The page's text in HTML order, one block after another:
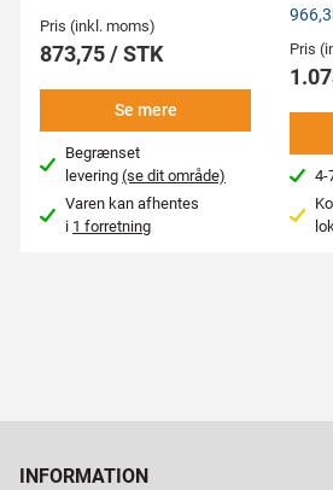
Pris (inkl. moms)
873,75 / STK
Se mere
Begrænset
levering(se dit område)
Varen kan afhentes
i 1 forretning
Pris
4-
INFORMATION